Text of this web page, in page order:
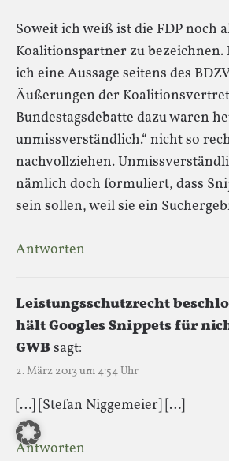
Soweit ich weiß ist die FDP noch
Koalitionspartner zu bezeichnen.
ich eine Aussage seitens des
Äußerungen der
Bundestagsdebatte dazu waren
unmissverständlich.“ nicht so
nachvollziehen.
nämlich doch formuliert, dass
sein sollen, weil sie ein
Antworten
Leistungsschutzrecht
hält Googles Snippets für
GWBsagt:
2. März 2013 um 4:54 Uhr
[…] [Stefan Niggemeier] […]
Antworten